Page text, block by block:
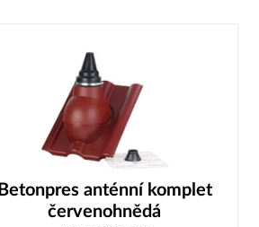
Betonpres anténní komplet
červenohnědá